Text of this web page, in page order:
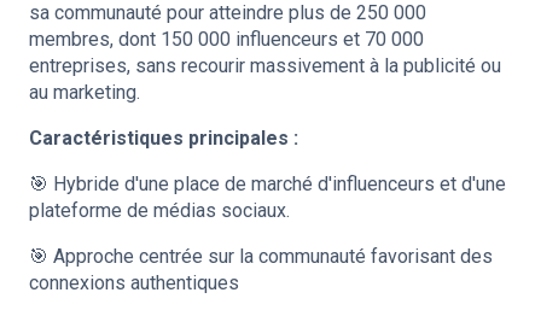
sa communauté pour atteindre plus de 250 000
membres, dont 150 000 influenceurs et 70 000
entreprises, sans recourir massivement à la publicité ou
au marketing.
Caractéristiques principales :
🎯 Hybride d'une place de marché d'influenceurs et d'une
plateforme de médias sociaux.
🎯 Approche centrée sur la communauté favorisant des
connexions authentiques